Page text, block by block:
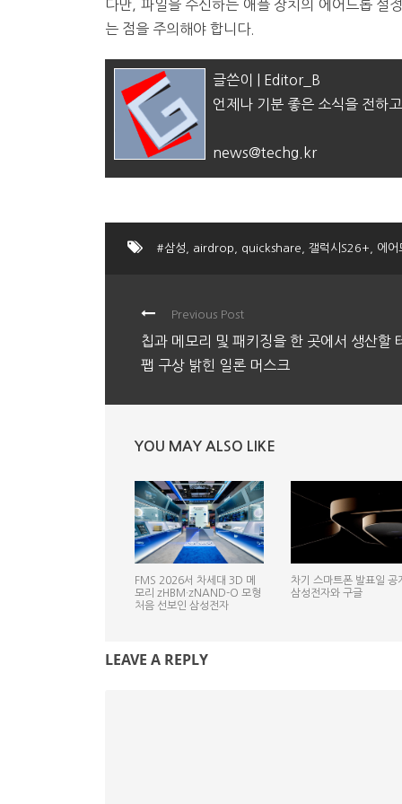
다만, 파일을 수신하는 애플 장치의 에어드롭 설
는 점을 주의해야 합니다.
글쓴이 | Editor_B
언제나 기분 좋은 소식을 전하
news@techg.kr
#삼성 airdrop quickshare 갤럭시S26+ 에어
Previous Post
칩과 메모리 및 패키징을 한 곳에서 생산할
팹 구상 밝힌 일론 머스크
YOU MAY ALSO LIKE
FMS 2026서 차세대 3D 메
모리 zHBM·zNAND-O 모형
처음 선보인 삼성전자
차기 스마트폰 발표일 공
삼성전자와 구글
LEAVE A REPLY